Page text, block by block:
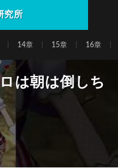
究所
14章 15章 16章
は朝は倒しち